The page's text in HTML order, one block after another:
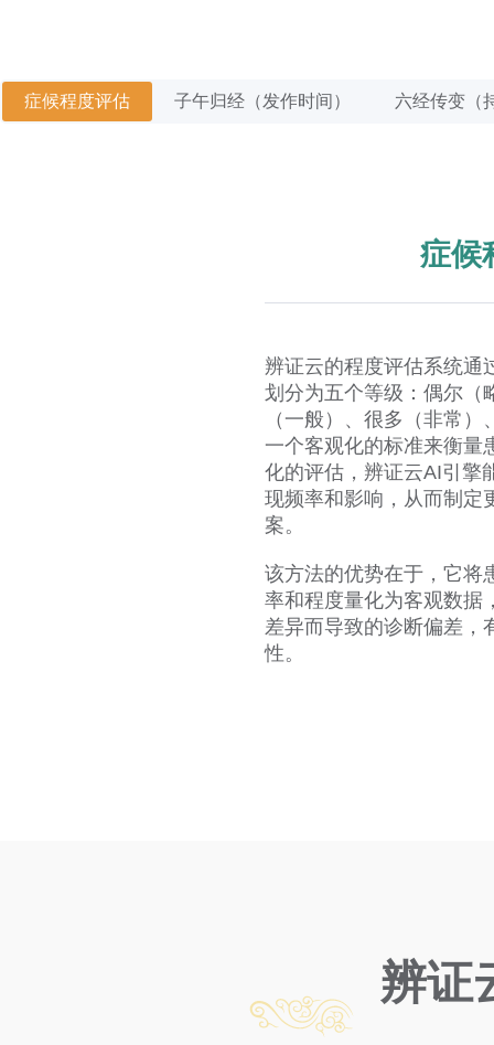
症候程度评估 子午归经（发作时间） 六经传变（
症候
辨证云的程度评估系统通
划分为五个等级：偶尔（
（一般）、很多（非常
一个客观化的标准来衡量
化的评估，辨证云AI引擎
现频率和影响，从而制定
案。
该方法的优势在于，它将
率和程度量化为客观数据
差异而导致的诊断偏差，
性。
辨证